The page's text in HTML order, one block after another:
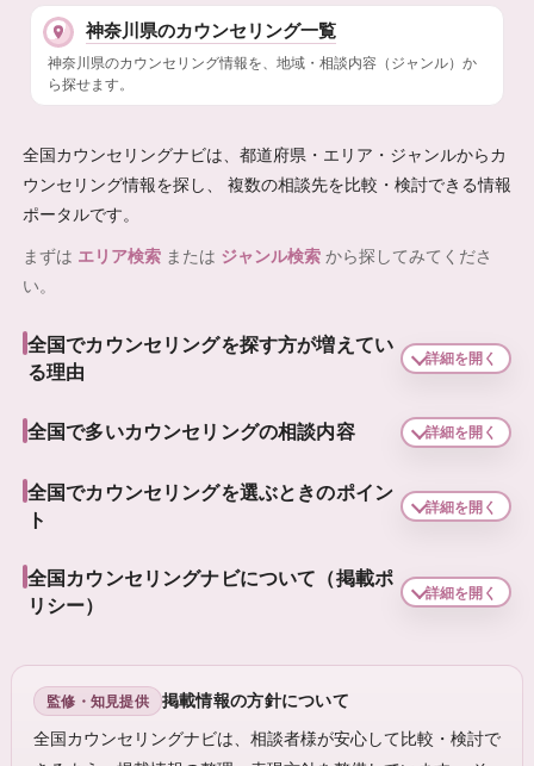
神奈川県のカウンセリング一覧
神奈川県のカウンセリング情報を、地域・相談内容（ジャンル）か
ら探せます。
全国カウンセリングナビは、都道府県・エリア・ジャンルからカ
ウンセリング情報を探し、 複数の相談先を比較・検討できる情報
ポータルです。
まずは エリア検索または ジャンル検索から探してみてくださ
い。
全国でカウンセリングを探す方が増えてい
る理由
詳細を開く
全国で多いカウンセリングの相談内容 詳細を開く
全国でカウンセリングを選ぶときのポイン
ト
詳細を開く
全国カウンセリングナビについて（掲載ポ
リシー）
詳細を開く
監修・知見提供
掲載情報の方針について
全国カウンセリングナビは、相談者様が安心して比較・検討で